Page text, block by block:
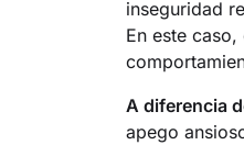
inseguridad
En este
A diferencia
apego